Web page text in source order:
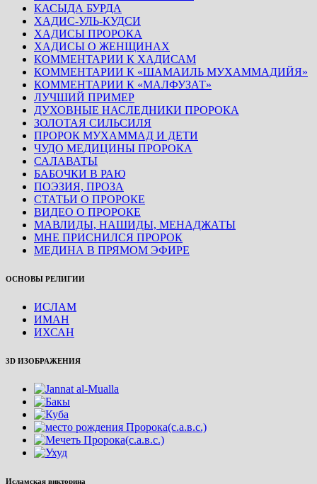
КАСЫДА БУРДА
ХАДИС-УЛЬ-КУДСИ
ХАДИСЫ ПРОРОКА
ХАДИСЫ О ЖЕНЩИНАХ
КОММЕНТАРИИ К ХАДИСАМ
КОММЕНТАРИИ К «ШАМАИЛЬ МУХАММАДИЙЯ»
КОММЕНТАРИИ К «МАЛФУЗАТ»
ЛУЧШИЙ ПРИМЕР
ДУХОВНЫЕ НАСЛЕДНИКИ ПРОРОКА
ЗОЛОТАЯ СИЛЬСИЛЯ
ПРОРОК МУХАММАД И ДЕТИ
ЧУДО МЕДИЦИНЫ ПРОРОКА
САЛАВАТЫ
БАБОЧКИ В РАЮ
ПОЭЗИЯ, ПРОЗА
СТАТЬИ О ПРОРОКЕ
ВИДЕО О ПРОРОКЕ
МАВЛИДЫ, НАШИДЫ, МЕНАДЖАТЫ
МНЕ ПРИСНИЛСЯ ПРОРОК
МЕДИНА В ПРЯМОМ ЭФИРЕ
ОСНОВЫ РЕЛИГИИ
ИСЛАМ
ИМАН
ИХСАН
3D ИЗОБРАЖЕНИЯ
Исламская викторина